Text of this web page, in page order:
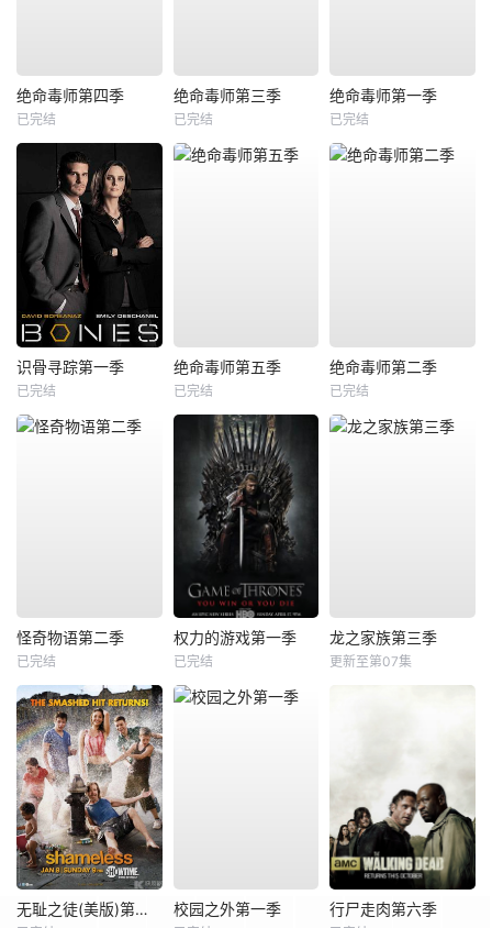
绝命毒师第四季
已完结
绝命毒师第三季
已完结
绝命毒师第一季
已完结
识骨寻踪第一季
已完结
绝命毒师第五季
已完结
绝命毒师第二季
已完结
怪奇物语第二季
已完结
权力的游戏第一季
已完结
龙之家族第三季
更新至第07集
无耻之徒(美版)第二季 校园之外第一季 行尸走肉第六季